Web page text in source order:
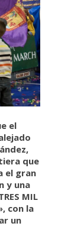
el
que
el gran
y una
MIL
con la
un